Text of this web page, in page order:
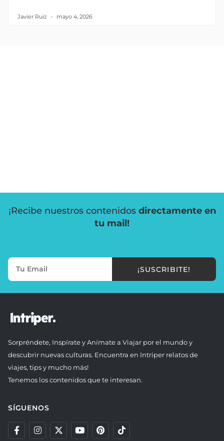
Javier Ruiz mayo 4, 2026
¡Recibe nuestros contenidos directamente en
tu mail!
¡SUSCRIBITE!
Sorpréndete, Inspírate y Anímate a Viajar por el mundo y
descubrir nuevas culturas. Encuentra en Intriper relatos de
viajes, tips y mucho más!
Tenemos los contenidos que te interesan.
SÍGUENOS